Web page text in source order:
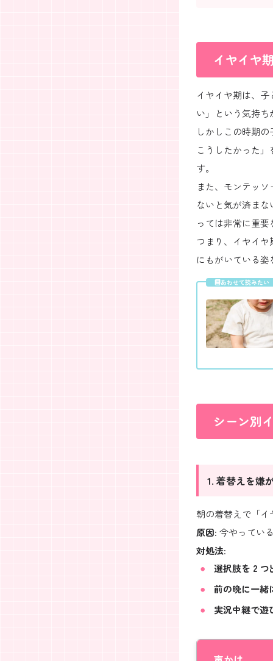
イヤイヤ
イヤイヤ期は、子
い」という気持
しかしこの時期
こうしたかった
す。
また、モンテッ
ないと気が済ま
っては非常に重
つまり、イヤイヤ
にもがいている
あわせて読みたい
シーン別
1. 着替えを嫌
朝の着替えで「
原因: 今やってい
対処法:
選択肢を 2 つ
前の晩に一緒
実況中継で遊